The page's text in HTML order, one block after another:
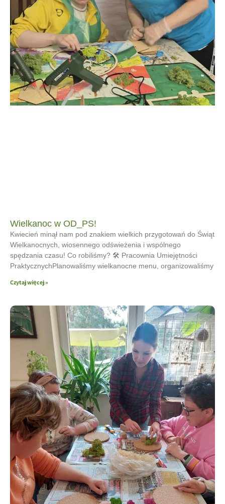
Wielkanoc w OD_PS!
Kwiecień minął nam pod znakiem wielkich przygotowań do Świąt
Wielkanocnych, wiosennego odświeżenia i wspólnego
spędzania czasu! Co robiliśmy? 🛠 Pracownia Umiejętności
PraktycznychPlanowaliśmy wielkanocne menu, organizowaliśmy
Czytaj więcej »